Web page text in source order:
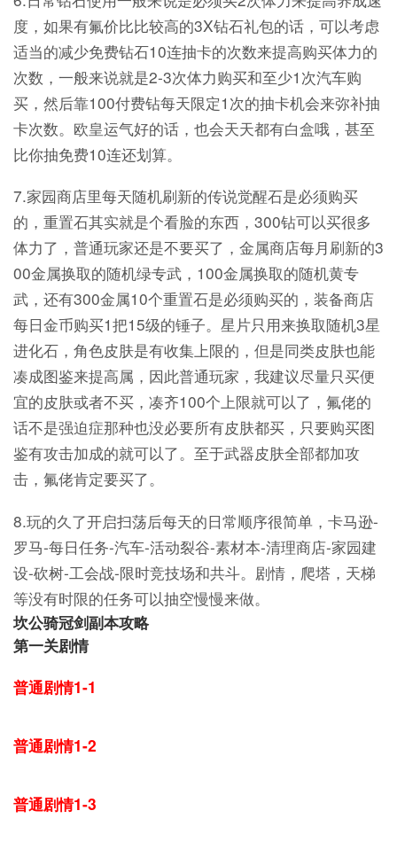
度，如果有氟价比比较高的3X钻石礼包的话，可以考虑
适当的减少免费钻石10连抽卡的次数来提高购买体力的
次数，一般来说就是2-3次体力购买和至少1次汽车购
买，然后靠100付费钻每天限定1次的抽卡机会来弥补抽
卡次数。欧皇运气好的话，也会天天都有白盒哦，甚至
比你抽免费10连还划算。
7.家园商店里每天随机刷新的传说觉醒石是必须购买
的，重置石其实就是个看脸的东西，300钻可以买很多
体力了，普通玩家还是不要买了，金属商店每月刷新的3
00金属换取的随机绿专武，100金属换取的随机黄专
武，还有300金属10个重置石是必须购买的，装备商店
每日金币购买1把15级的锤子。星片只用来换取随机3星
进化石，角色皮肤是有收集上限的，但是同类皮肤也能
凑成图鉴来提高属，因此普通玩家，我建议尽量只买便
宜的皮肤或者不买，凑齐100个上限就可以了，氟佬的
话不是强迫症那种也没必要所有皮肤都买，只要购买图
鉴有攻击加成的就可以了。至于武器皮肤全部都加攻
击，氟佬肯定要买了。
8.玩的久了开启扫荡后每天的日常顺序很简单，卡马逊-
罗马-每日任务-汽车-活动裂谷-素材本-清理商店-家园建
设-砍树-工会战-限时竞技场和共斗。剧情，爬塔，天梯
等没有时限的任务可以抽空慢慢来做。
坎公骑冠剑副本攻略
第一关剧情
普通剧情1-1
普通剧情1-2
普通剧情1-3